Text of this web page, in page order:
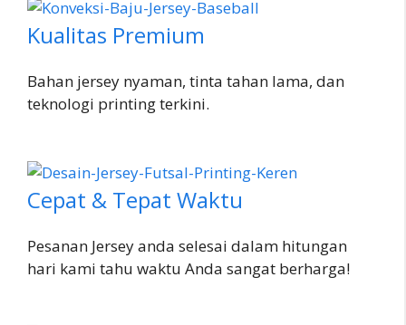
Kualitas Premium
Bahan jersey nyaman, tinta tahan lama, dan
teknologi printing terkini.
Cepat & Tepat Waktu
Pesanan Jersey anda selesai dalam hitungan
hari kami tahu waktu Anda sangat berharga!